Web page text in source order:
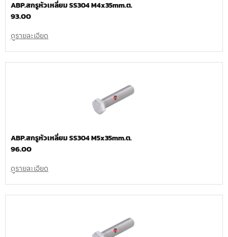
ABP.สกรูหัวเหลี่ยม SS304 M4x35mm.ต.
93.00
ดูรายละเอียด
ABP.สกรูหัวเหลี่ยม SS304 M5x35mm.ต.
96.00
ดูรายละเอียด